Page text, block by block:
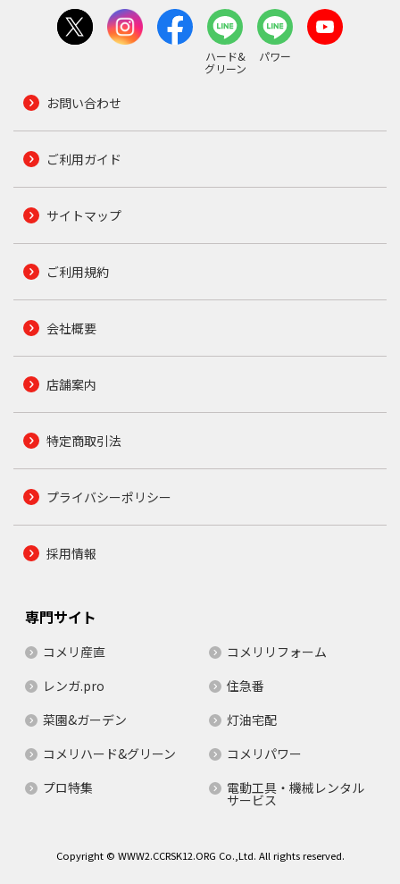
ハード&
グリーン
パワー
お問い合わせ
ご利用ガイド
サイトマップ
ご利用規約
会社概要
店舗案内
特定商取引法
プライバシーポリシー
採用情報
専門サイト
コメリ産直
コメリリフォーム
レンガ.pro
住急番
菜園&ガーデン
灯油宅配
コメリハード&グリーン
コメリパワー
プロ特集
電動工具・機械レンタル
サービス
Copyright © WWW2.CCRSK12.ORG Co.,Ltd. All rights reserved.